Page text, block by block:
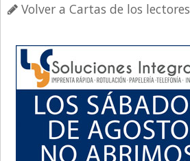
Volver a Cartas de los lectores